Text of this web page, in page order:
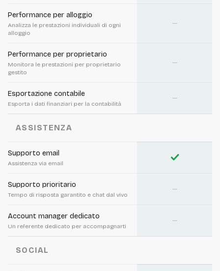
Performance per alloggio
Analizza le prestazioni individuali di ogni
alloggio
—
Performance per proprietario
Monitora le prestazioni per proprietario
gestito
—
Esportazione contabile
Esporta i dati finanziari per la contabilità
—
ASSISTENZA
Supporto email
Assistenza via email check
Supporto prioritario
Tempo di risposta garantito e chat dal vivo
—
Account manager dedicato
Un referente dedicato per accompagnarti
—
SOCIAL